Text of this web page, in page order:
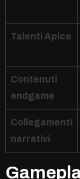
Talenti Apice
Contenuti
endgame
Collegamenti
narrativi